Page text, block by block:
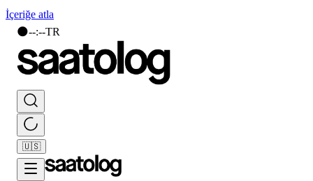
İçeriğe atla
🌑--:--TR
🇺🇸